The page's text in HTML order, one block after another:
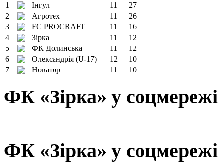
1
Інгул 11
27
2
Агротех 11
26
3
FC PROCRAFT 11
16
4
Зірка 11
12
5
ФК Долинська 11
12
6
Олександрія (U-17) 12
10
7
Новатор 11 10
ФК «Зірка» у
ФК «Зірка» у